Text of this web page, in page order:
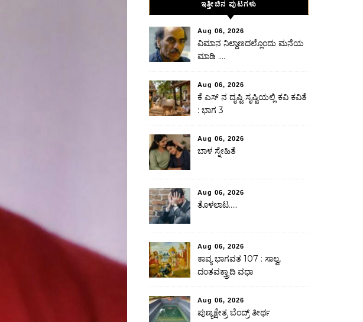
ಇತ್ತೀಚಿನ ಪುಟಗಳು
Aug 06, 2026
ವಿಮಾನ ನಿಲ್ದಾಣದಲ್ಲೊಂದು ಮನೆಯ
ಮಾಡಿ ….
Aug 06, 2026
ಕೆ ಎಸ್ ನ ದೃಷ್ಟಿ ಸೃಷ್ಟಿಯಲ್ಲಿ ಕವಿ ಕವಿತೆ
: ಭಾಗ 3
Aug 06, 2026
ಬಾಳ ಸ್ನೇಹಿತೆ
Aug 06, 2026
ತೊಳಲಾಟ…..
Aug 06, 2026
ಕಾವ್ಯ ಭಾಗವತ 107 : ಸಾಲ್ವ,
ದಂತವಕ್ತ್ರಾದಿ ವಧಾ
Aug 06, 2026
ಪುಣ್ಯಕ್ಷೇತ್ರ ಬೆಂದ್ರ್ ತೀರ್ಥ